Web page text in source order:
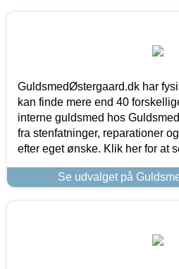
GuldsmedØstergaard.dk har
kan finde mere end 40
interne guldsmed hos
fra stenfatninger, reparationer
efter eget ønske. Klik her for at
Se udvalget på